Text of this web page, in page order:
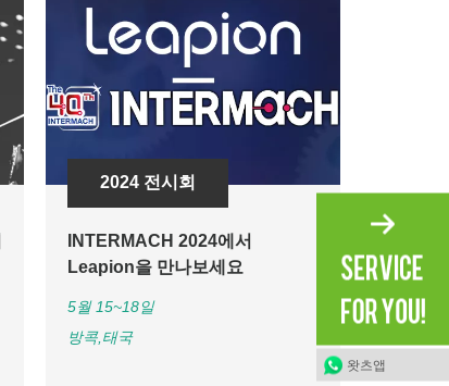
INTERMACH 2024에서
Leapion을 만나보세요
5월 15~18일
방콕,태국
2024 전시회
제135
혁신과
4월
왓츠앱